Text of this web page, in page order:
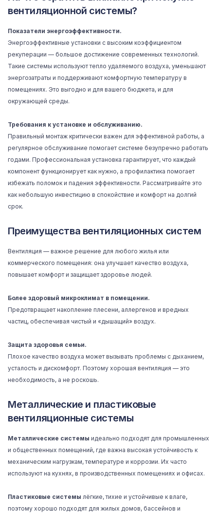
вентиляционной системы?
Показатели энергоэффективности.
Энергоэффективные установки с высоким коэффициентом
рекуперации — большое достижение современных технологий.
Такие системы используют тепло удаляемого воздуха, уменьшают
энергозатраты и поддерживают комфортную температуру в
помещениях. Это выгодно и для вашего бюджета, и для
окружающей среды.
Требования к установке и обслуживанию.
Правильный монтаж критически важен для эффективной работы, а
регулярное обслуживание помогает системе безупречно работать
годами. Профессиональная установка гарантирует, что каждый
компонент функционирует как нужно, а профилактика помогает
избежать поломок и падения эффективности. Рассматривайте это
как небольшую инвестицию в спокойствие и комфорт на долгий
срок.
Преимущества вентиляционных систем
Вентиляция — важное решение для любого жилья или
коммерческого помещения: она улучшает качество воздуха,
повышает комфорт и защищает здоровье людей.
Более здоровый микроклимат в помещении.
Предотвращает накопление плесени, аллергенов и вредных
частиц, обеспечивая чистый и «дышащий» воздух.
Защита здоровья семьи.
Плохое качество воздуха может вызывать проблемы с дыханием,
усталость и дискомфорт. Поэтому хорошая вентиляция — это
необходимость, а не роскошь.
Металлические и пластиковые
вентиляционные системы
Металлические системы идеально подходят для промышленных
и общественных помещений, где важна высокая устойчивость к
механическим нагрузкам, температуре и коррозии. Их часто
используют на кухнях, в производственных помещениях и офисах.
Пластиковые системы лёгкие, тихие и устойчивые к влаге,
поэтому хорошо подходят для жилых домов, бассейнов и